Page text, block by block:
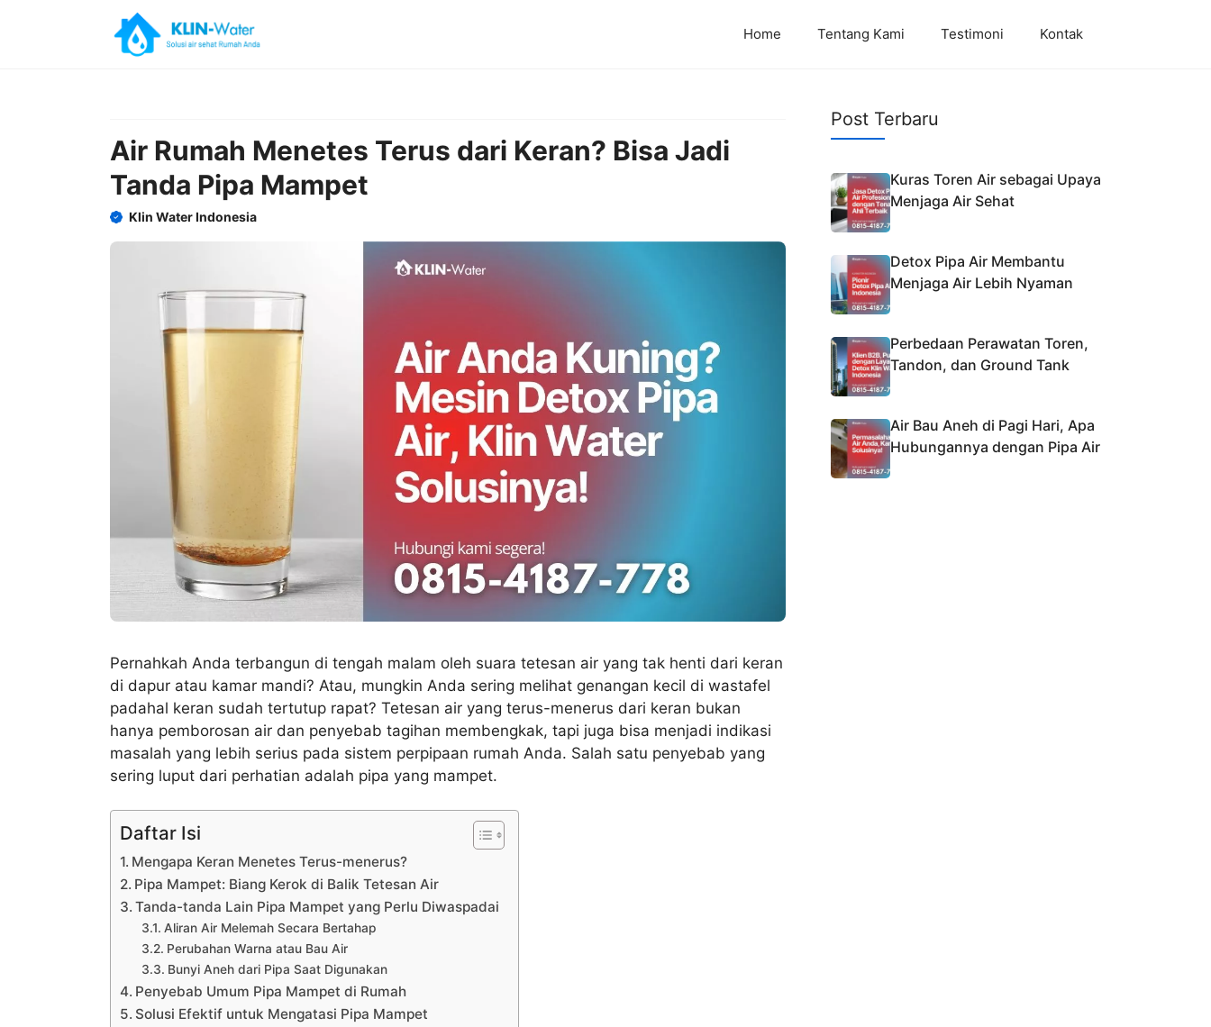
Home Tentang Kami Testimoni Kontak
Air Rumah Menetes Terus dari Keran? Bisa Jadi
Tanda Pipa Mampet
Klin Water Indonesia
Pernahkah Anda terbangun di tengah malam oleh suara tetesan air yang tak henti dari keran
di dapur atau kamar mandi? Atau, mungkin Anda sering melihat genangan kecil di wastafel
padahal keran sudah tertutup rapat? Tetesan air yang terus-menerus dari keran bukan
hanya pemborosan air dan penyebab tagihan membengkak, tapi juga bisa menjadi indikasi
masalah yang lebih serius pada sistem perpipaan rumah Anda. Salah satu penyebab yang
sering luput dari perhatian adalah pipa yang mampet.
Daftar Isi
Mengapa Keran Menetes Terus-menerus?
Pipa Mampet: Biang Kerok di Balik Tetesan Air
Tanda-tanda Lain Pipa Mampet yang Perlu Diwaspadai
Aliran Air Melemah Secara Bertahap
Perubahan Warna atau Bau Air
Bunyi Aneh dari Pipa Saat Digunakan
Penyebab Umum Pipa Mampet di Rumah
Solusi Efektif untuk Mengatasi Pipa Mampet
Post Terbaru
Kuras Toren Air sebagai Upaya
Menjaga Air Sehat
Detox Pipa Air Membantu
Menjaga Air Lebih Nyaman
Perbedaan Perawatan Toren,
Tandon, dan Ground Tank
Air Bau Aneh di Pagi Hari, Apa
Hubungannya dengan Pipa Air